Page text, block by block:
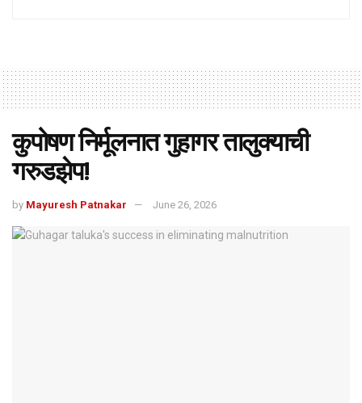
कुपोषण निर्मूलनात गुहागर तालुक्याची
गरुडझेप!
by Mayuresh Patnakar June 26, 2026